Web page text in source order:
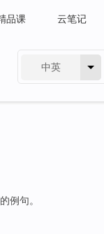
品课 云笔记
中英
例句。